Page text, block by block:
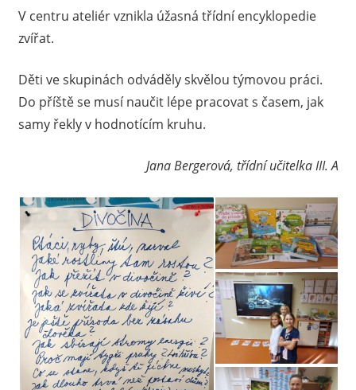
V centru ateliér vznikla úžasná třídní encyklopedie
zvířat.
Děti ve skupinách odváděly skvělou týmovou práci.
Do příště se musí naučit lépe pracovat s časem, jak
samy řekly v hodnotícím kruhu.
Jana Bergerová, třídní učitelka III. A